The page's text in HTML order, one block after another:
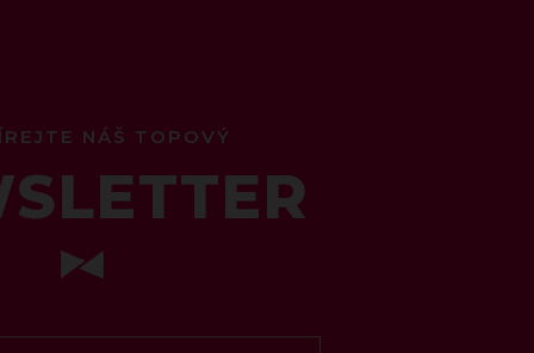
NÁŠ TOPOVÝ